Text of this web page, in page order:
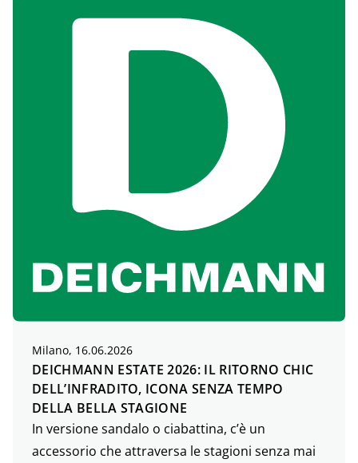
Milano, 16.06.2026
DEICHMANN ESTATE 2026: IL RITORNO CHIC
DELL’INFRADITO, ICONA SENZA TEMPO
DELLA BELLA STAGIONE
In versione sandalo o ciabattina, c’è un
accessorio che attraversa le stagioni senza mai